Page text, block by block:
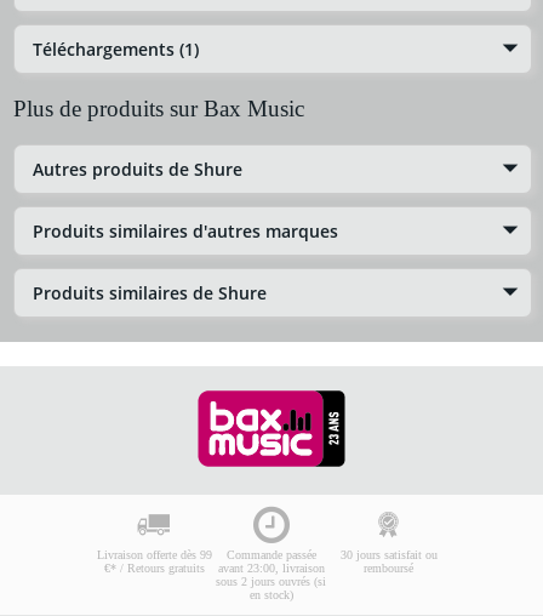
Téléchargements (1)
Plus de produits sur Bax Music
Autres produits de Shure
Produits similaires d'autres marques
Produits similaires de Shure
Livraison offerte dès 99
€* / Retours gratuits
Commande passée
avant 23:00, livraison
sous 2 jours ouvrés (si
en stock)
30 jours satisfait ou
remboursé